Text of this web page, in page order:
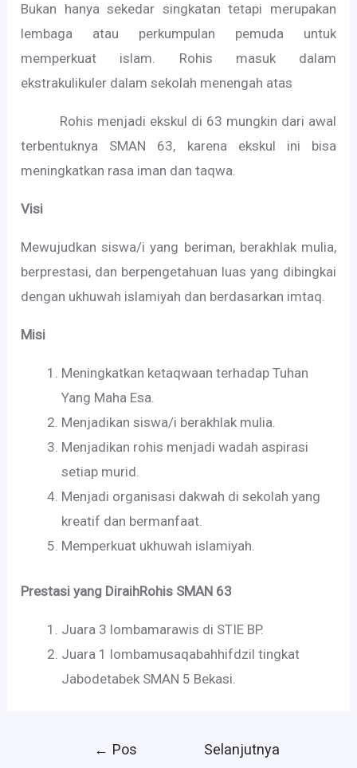
Bukan hanya sekedar singkatan tetapi merupakan
lembaga atau perkumpulan pemuda untuk
memperkuat islam. Rohis masuk dalam
ekstrakulikuler dalam sekolah menengah atas
Rohis menjadi ekskul di 63 mungkin dari awal
terbentuknya SMAN 63, karena ekskul ini bisa
meningkatkan rasa iman dan taqwa.
Visi
Mewujudkan siswa/i yang beriman, berakhlak mulia,
berprestasi, dan berpengetahuan luas yang dibingkai
dengan ukhuwah islamiyah dan berdasarkan imtaq.
Misi
Meningkatkan ketaqwaan terhadap Tuhan
Yang Maha Esa.
Menjadikan siswa/i berakhlak mulia.
Menjadikan rohis menjadi wadah aspirasi
setiap murid.
Menjadi organisasi dakwah di sekolah yang
kreatif dan bermanfaat.
Memperkuat ukhuwah islamiyah.
Prestasi yang DiraihRohis SMAN 63
Juara 3 lombamarawis di STIE BP.
Juara 1 lombamusaqabahhifdzil tingkat
Jabodetabek SMAN 5 Bekasi.
← Pos
Selanjutnya